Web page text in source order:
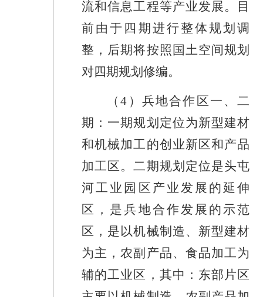
流和信息工程等产业发展。
目
前由于四期进行整体规划调
整， 后期将按照 国土空间规划
对四期规划修编。
（4 ） 兵地合作区一 、二
期 ：一期规划定位为新型建材
和机械加工的创业新区和产品
加工区。二期规划定位是头屯
河工业园区产业发展的延伸
区，是兵地合作发展的示范
区，是以机械制造、新型建材
为主，农副产品、食品加工为
辅的工业区，其中：东部片区